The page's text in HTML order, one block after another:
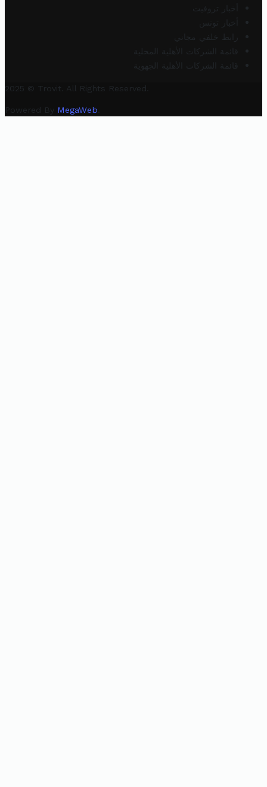
أخبار تروفيت
أخبار تونس
رابط خلفي مجاني
قائمة الشركات الأهلية المحلية
قائمة الشركات الأهلية الجهوية
2025 © Trovit. All Rights Reserved.
Powered By MegaWeb